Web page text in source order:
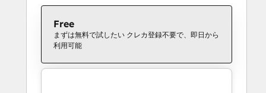
Free
まずは無料で試したい クレカ登録不要で、即日から
利用可能